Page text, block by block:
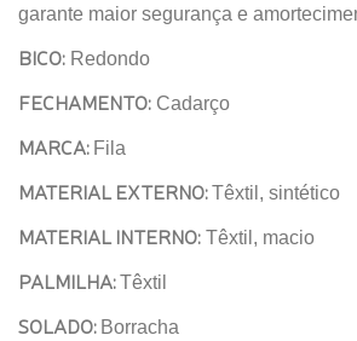
garante maior segurança e
BICO: Redondo
FECHAMENTO: Cadarço
MARCA: Fila
MATERIAL EXTERNO:Têxtil, sintético
MATERIAL INTERNO: Têxtil, macio
PALMILHA:Têxtil
SOLADO: Borracha